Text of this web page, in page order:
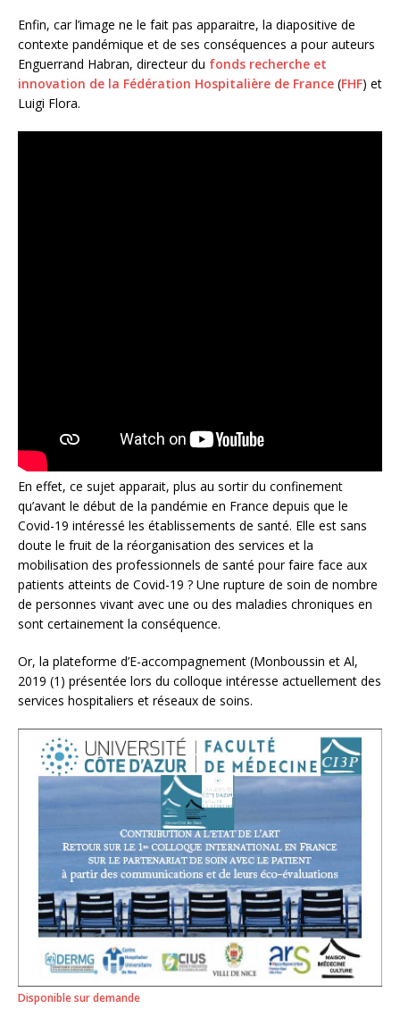
Enfin, car l’image ne le fait pas apparaitre, la diapositive de
contexte pandémique et de ses conséquences a pour auteurs
Enguerrand Habran, directeur du fonds recherche et
innovation de la Fédération Hospitalière de France (FHF) et
Luigi Flora.
En effet, ce sujet apparait, plus au sortir du confinement
qu’avant le début de la pandémie en France depuis que le
Covid-19 intéressé les établissements de santé. Elle est sans
doute le fruit de la réorganisation des services et la
mobilisation des professionnels de santé pour faire face aux
patients atteints de Covid-19 ? Une rupture de soin de nombre
de personnes vivant avec une ou des maladies chroniques en
sont certainement la conséquence.
Or, la plateforme d’E-accompagnement (Monboussin et Al,
2019 (1) présentée lors du colloque intéresse actuellement des
services hospitaliers et réseaux de soins.
Disponible sur demande